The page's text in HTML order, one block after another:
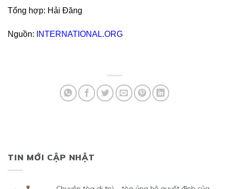
Tổng hợp: Hải Đăng
Nguồn: INTERNATIONAL.ORG
TIN MỚI CẬP NHẬT